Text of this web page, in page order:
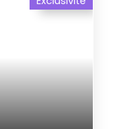
plein sud
différents
à
dans la